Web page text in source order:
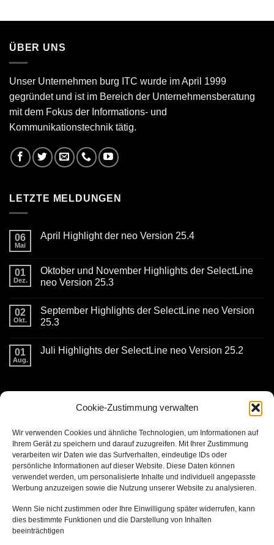
Cookie-Zustimmung verwalten
Wir verwenden Cookies und ähnliche Technologien, um Informationen auf
Ihrem Gerät zu speichern und darauf zuzugreifen. Mit Ihrer Zustimmung
verarbeiten wir Daten wie das Surfverhalten, eindeutige IDs oder
persönliche Informationen auf dieser Website. Diese Daten können
verwendet werden, um personalisierte Inhalte und individuell angepasste
Werbung anzuzeigen sowie die Nutzung unserer Website zu analysieren.
Wenn Sie nicht zustimmen oder Ihre Einwilligung später widerrufen, kann
dies bestimmte Funktionen und die Darstellung von Inhalten
beeinträchtigen
ÜBER UNS
Unser Unternehmen burg ITC wurde im April 1999
gegründet und ist im Bereich der Unternehmensberatung
mit dem Fokus der Informations- und
Kommunikationstechnik tätig.
LETZTE MELDUNGEN
06
Mai
April Highlight der neo Version 25.4
April
Highlight
der
25.4
01
Dez.
Oktober und November Highlights der SelectLine
neo Version 25.3
zu
Oktober
und
der
SelectLine
02
Okt.
September Highlights der SelectLine neo Version
25.3
zu
September
neo
01
Aug.
Juli Highlights der SelectLine neo Version 25.2
25.2
burg ITC GmbH
Kaiserstrasse 11
56861 Reil
T + 49 (0) 6542 963283 0
LINKS